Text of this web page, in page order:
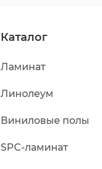
Каталог
Ламинат
Линолеум
Виниловые полы
SPC-ламинат